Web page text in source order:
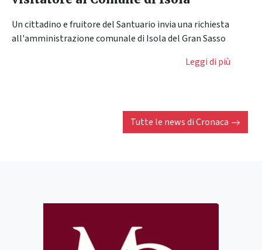
Un cittadino e fruitore del Santuario invia una richiesta
all'amministrazione comunale di Isola del Gran Sasso
Leggi di più
Tutte le news diCronaca